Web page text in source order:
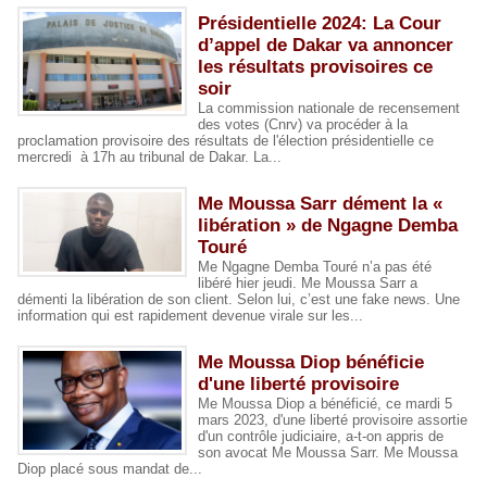
Présidentielle 2024: La Cour
d’appel de Dakar va annoncer
les résultats provisoires ce
soir
La commission nationale de recensement
des votes (Cnrv) va procéder à la
proclamation provisoire des résultats de l'élection présidentielle ce
mercredi à 17h au tribunal de Dakar. La...
Me Moussa Sarr dément la «
libération » de Ngagne Demba
Touré
Me Ngagne Demba Touré n’a pas été
libéré hier jeudi. Me Moussa Sarr a
démenti la libération de son client. Selon lui, c’est une fake news. Une
information qui est rapidement devenue virale sur les...
Me Moussa Diop bénéficie
d'une liberté provisoire
Me Moussa Diop a bénéficié, ce mardi 5
mars 2023, d'une liberté provisoire assortie
d'un contrôle judiciaire, a-t-on appris de
son avocat Me Moussa Sarr. Me Moussa
Diop placé sous mandat de...